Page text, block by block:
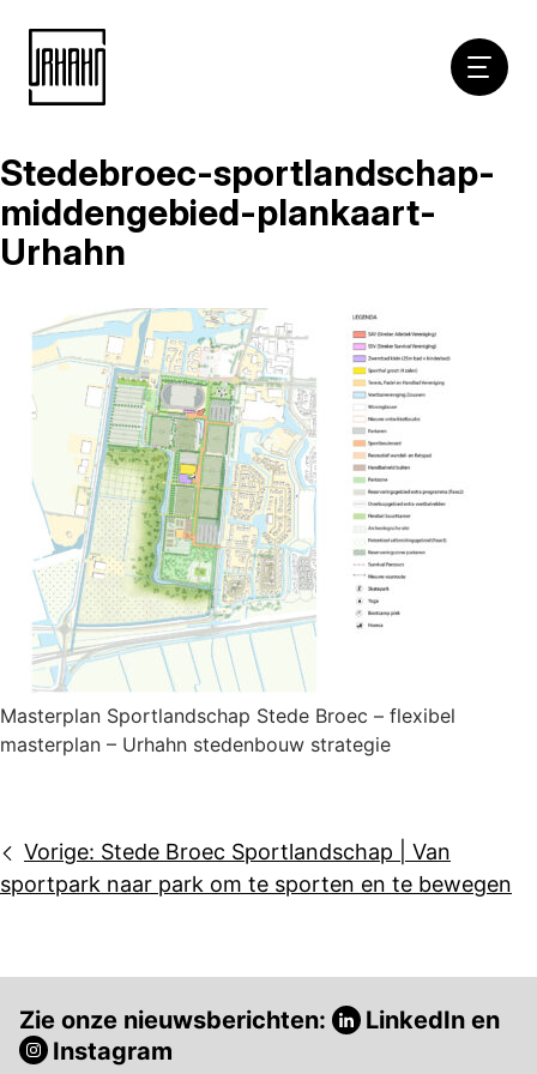
Naar
inhoud
Stedebroec-sportlandschap-
middengebied-plankaart-
Urhahn
Masterplan Sportlandschap Stede Broec – flexibel
masterplan – Urhahn stedenbouw strategie
Bericht
navigatie
Vorige: Stede Broec Sportlandschap | Van
sportpark naar park om te sporten en te bewegen
Zie onze nieuwsberichten: LinkedIn en
Instagram